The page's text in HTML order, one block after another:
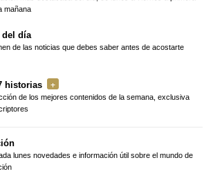
mañana
día
de las noticias que debes saber antes de acostarte
historias
de los mejores contenidos de la semana, exclusiva
lunes novedades e información útil sobre el mundo de